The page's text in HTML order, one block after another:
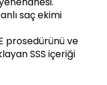
saç ekimi
prosedürünü ve
SSS içeriği